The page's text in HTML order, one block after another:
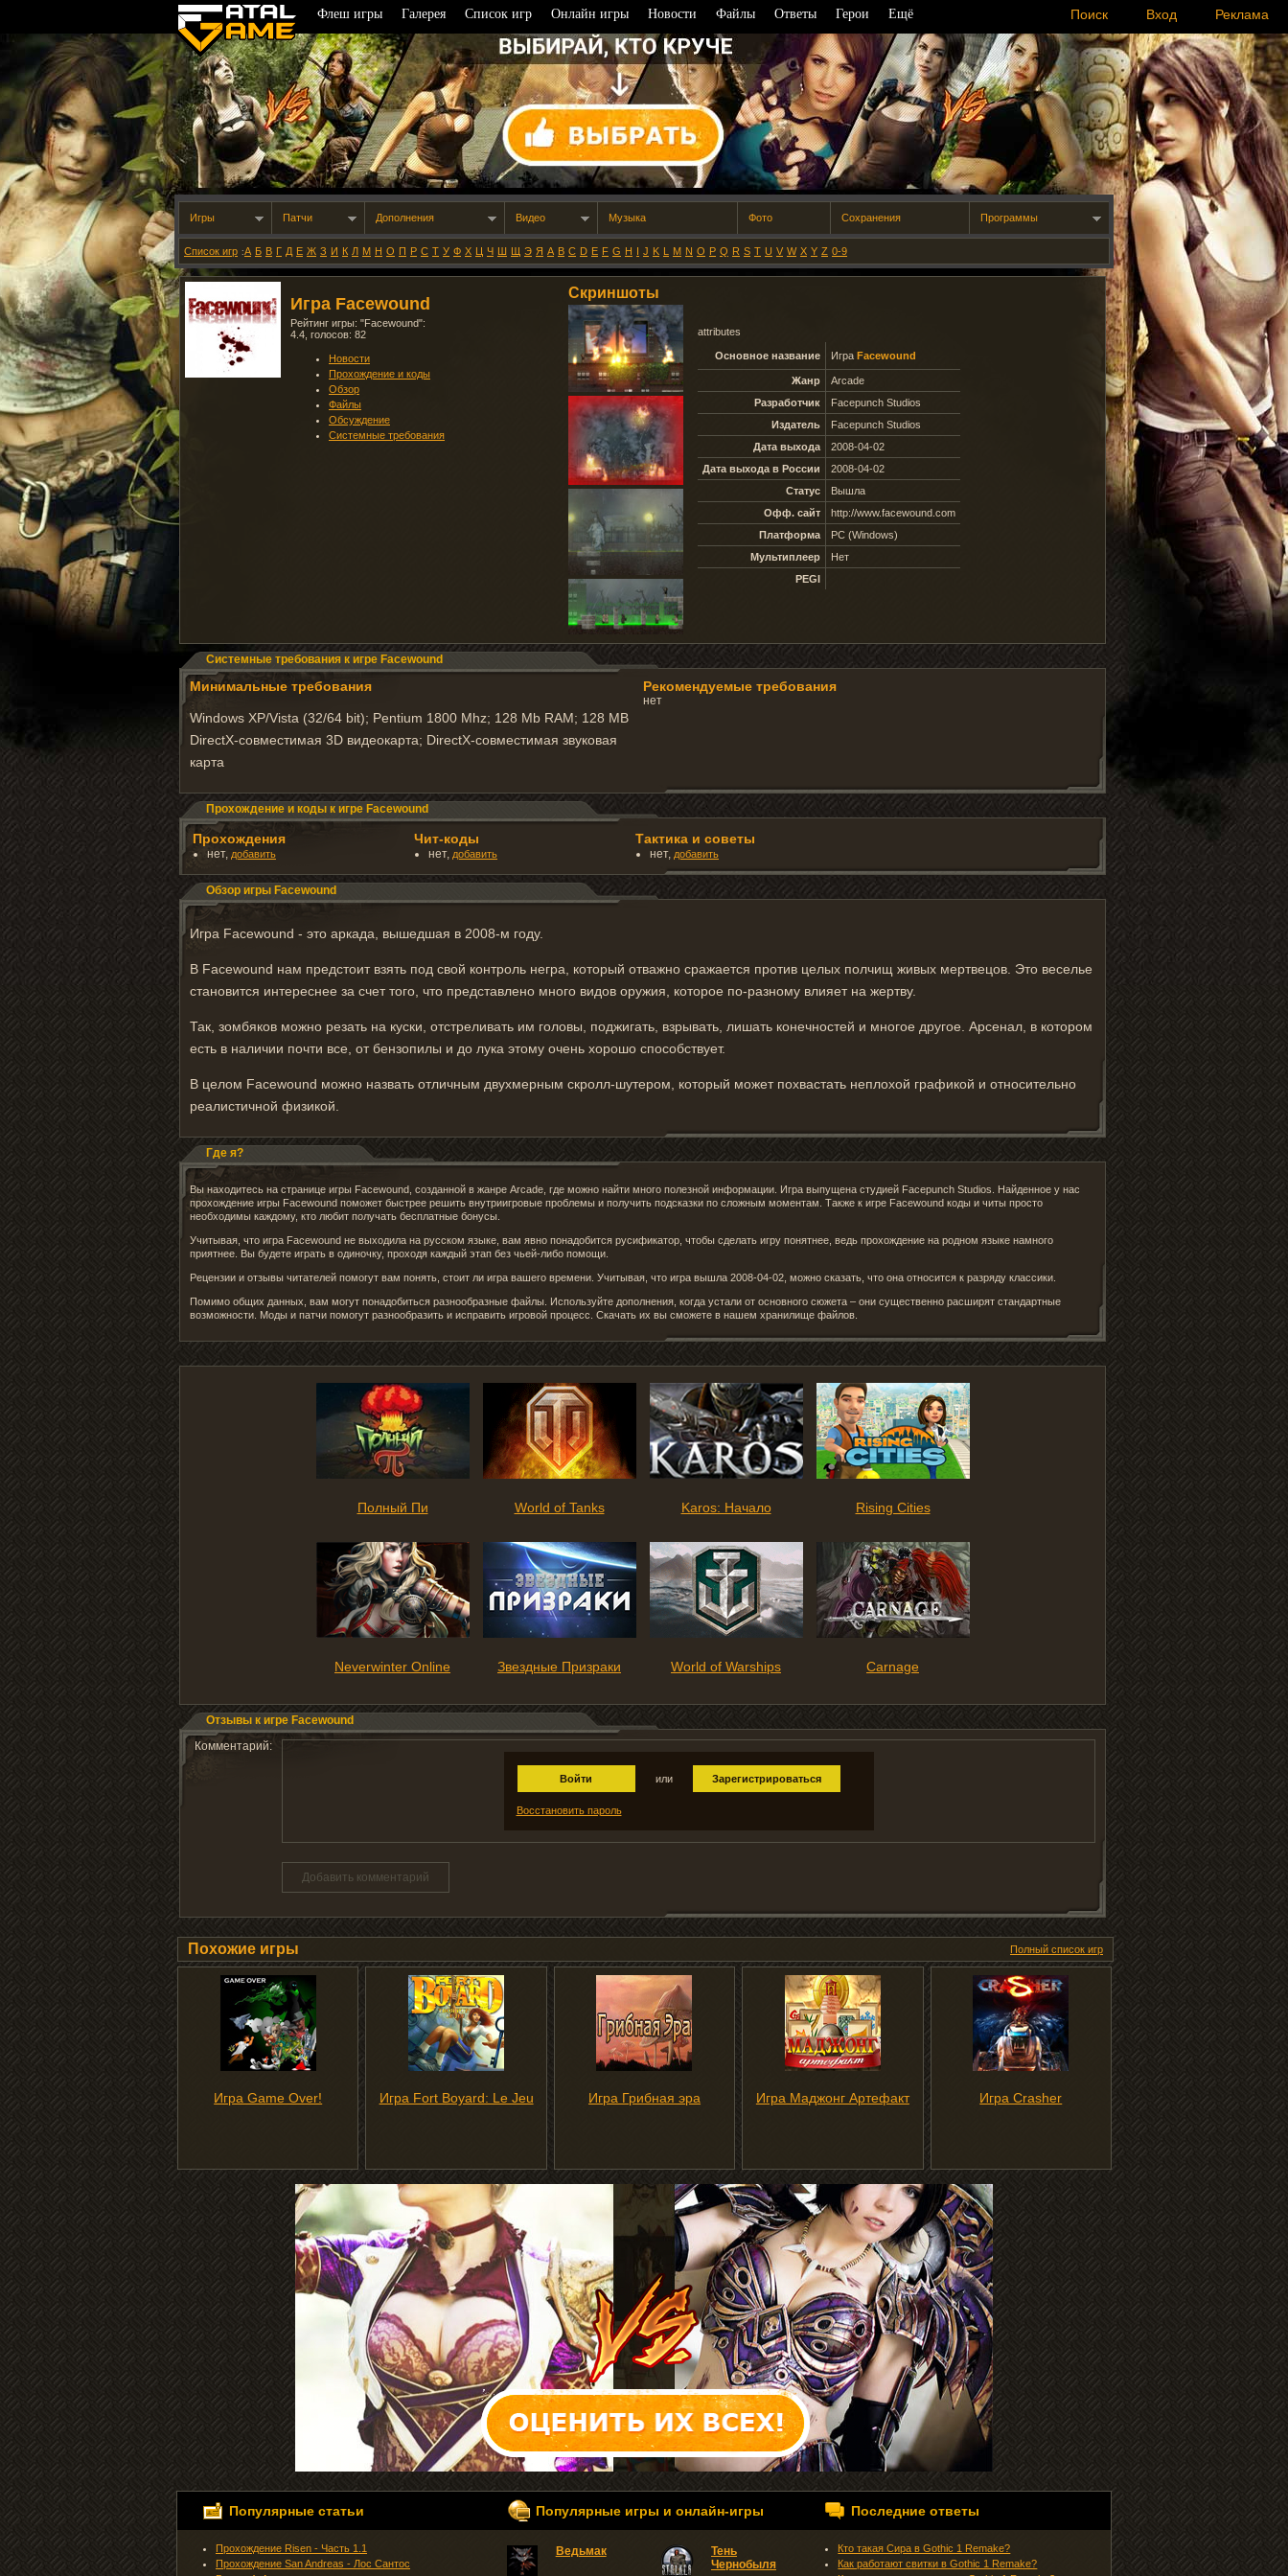
Игры Патчи Дополнения Видео Музыка Фото Сохранения Программы
Список игр :А Б В Г Д Е Ж З И К Л М Н О П Р С Т У Ф Х Ц Ч Ш Щ Э Я A B C D E F G H I J K L M N O P Q R S T U V W X Y Z 0-9
Игра Facewound
Рейтинг игры: "Facewound":
4.4 , голосов: 82
Новости
Прохождение и коды
Обзор
Файлы
Обсуждение
Системные требования
Скриншоты
attributes
Основное название Игра Facewound
Жанр
Arcade
Разработчик
Facepunch Studios
Издатель
Facepunch Studios
Дата выхода
2008-04-02
Дата выхода в России
2008-04-02
Статус
Вышла
Офф. сайт
http://www.facewound.com
Платформа
PC (Windows)
Мультиплеер
Нет
PEGI
Системные требования к игре Facewound
Минимальные требования
Windows XP/Vista (32/64 bit); Pentium 1800 Mhz; 128 Mb RAM; 128 MB
DirectX-совместимая 3D видеокарта; DirectX-совместимая звуковая
карта
Рекомендуемые требования
нет
Прохождение и коды к игре Facewound
Прохождения
нет, добавить
Чит-коды
нет, добавить
Тактика и советы
нет, добавить
Обзор игры Facewound
Игра Facewound - это аркада, вышедшая в 2008-м году.
В Facewound нам предстоит взять под свой контроль негра, который отважно сражается против целых полчищ живых мертвецов. Это веселье
становится интереснее за счет того, что представлено много видов оружия, которое по-разному влияет на жертву.
Так, зомбяков можно резать на куски, отстреливать им головы, поджигать, взрывать, лишать конечностей и многое другое. Арсенал, в котором
есть в наличии почти все, от бензопилы и до лука этому очень хорошо способствует.
В целом Facewound можно назвать отличным двухмерным скролл-шутером, который может похвастать неплохой графикой и относительно
реалистичной физикой.
Где я?
Вы находитесь на странице игры Facewound, созданной в жанре Arcade, где можно найти много полезной информации. Игра выпущена студией Facepunch Studios. Найденное у нас
прохождение игры Facewound поможет быстрее решить внутриигровые проблемы и получить подсказки по сложным моментам. Также к игре Facewound коды и читы просто
необходимы каждому, кто любит получать бесплатные бонусы.
Учитывая, что игра Facewound не выходила на русском языке, вам явно понадобится русификатор, чтобы сделать игру понятнее, ведь прохождение на родном языке намного
приятнее. Вы будете играть в одиночку, проходя каждый этап без чьей-либо помощи.
Рецензии и отзывы читателей помогут вам понять, стоит ли игра вашего времени. Учитывая, что игра вышла 2008-04-02, можно сказать, что она относится к разряду классики.
Помимо общих данных, вам могут понадобиться разнообразные файлы. Используйте дополнения, когда устали от основного сюжета – они существенно расширят стандартные
возможности. Моды и патчи помогут разнообразить и исправить игровой процесс. Скачать их вы сможете в нашем хранилище файлов.
Полный Пи World of Tanks Karos: Начало Rising Cities
Neverwinter Online Звездные Призраки World of Warships Carnage
Отзывы к игре Facewound
Комментарий:
Войти или Зарегистрироваться
Восстановить пароль
Добавить комментарий
Похожие игры Полный список игр
Игра Game Over! Игра Fort Boyard: Le Jeu Игра Грибная эра Игра Маджонг Артефакт Игра Crasher
Популярные статьи
Прохождение Risen - Часть 1.1
Прохождение San Andreas - Лос Сантос
Популярные игры и онлайн-игры
Ведьмак
Тень
Чернобыля
Последние ответы
Кто такая Сира в Gothic 1 Remake?
Как работают свитки в Gothic 1 Remake?
Флеш игры Галерея Список игр Онлайн игры Новости Файлы Ответы Герои Ещё Реклама
Вход
Поиск